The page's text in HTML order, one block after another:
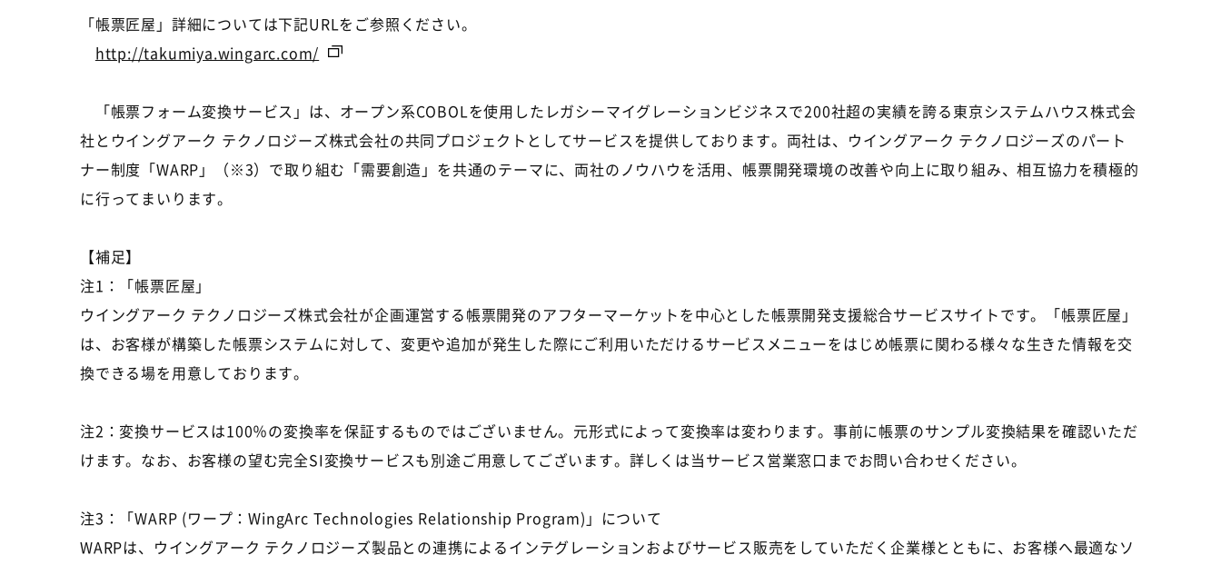
「帳票匠屋」詳細については下記URLをご参照ください。
http://takumiya.wingarc.com/
「帳票フォーム変換サービス」は、オープン系COBOLを使用したレガシーマイグレーションビジネスで200社超の実績を誇る東京システムハウス株式会
社とウイングアーク テクノロジーズ株式会社の共同プロジェクトとしてサービスを提供しております。両社は、ウイングアーク テクノロジーズのパート
ナー制度「WARP」（※3）で取り組む「需要創造」を共通のテーマに、両社のノウハウを活用、帳票開発環境の改善や向上に取り組み、相互協力を積極的
に行ってまいります。
【補足】
注1：「帳票匠屋」
ウイングアーク テクノロジーズ株式会社が企画運営する帳票開発のアフターマーケットを中心とした帳票開発支援総合サービスサイトです。「帳票匠屋」
は、お客様が構築した帳票システムに対して、変更や追加が発生した際にご利用いただけるサービスメニューをはじめ帳票に関わる様々な生きた情報を交
換できる場を用意しております。
注2：変換サービスは100％の変換率を保証するものではございません。元形式によって変換率は変わります。事前に帳票のサンプル変換結果を確認いただ
けます。なお、お客様の望む完全SI変換サービスも別途ご用意してございます。詳しくは当サービス営業窓口までお問い合わせください。
注3：「WARP (ワープ：WingArc Technologies Relationship Program)」について
WARPは、ウイングアーク テクノロジーズ製品との連携によるインテグレーションおよびサービス販売をしていただく企業様とともに、お客様へ最適なソ